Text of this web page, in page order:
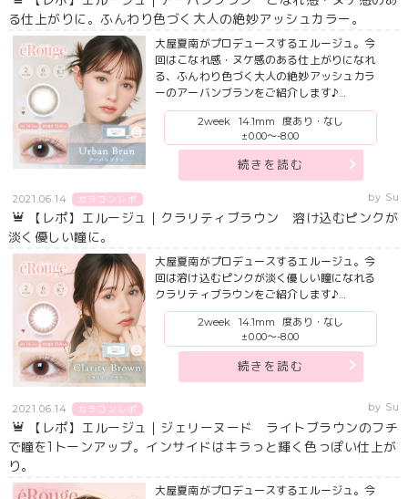
る仕上がりに。ふんわり色づく大人の絶妙アッシュカラー。
大屋夏南がプロデュースするエルージュ。今
回はこなれ感・ヌケ感のある仕上がりになれ
る、ふんわり色づく大人の絶妙アッシュカラ
ーのアーバンブランをご紹介します♪…
2week 14.1mm
度あり・なし
±0.00～-8.00
続きを読む
2021.06.14 カラコンレポ by Su
【レポ】エルージュ｜クラリティブラウン 溶け込むピンクが
淡く優しい瞳に。
大屋夏南がプロデュースするエルージュ。今
回は溶け込むピンクが淡く優しい瞳になれる
クラリティブラウンをご紹介します♪…
2week 14.1mm
度あり・なし
±0.00～-8.00
続きを読む
2021.06.14 カラコンレポ by Su
【レポ】エルージュ｜ジェリーヌード ライトブラウンのフチ
で瞳を1トーンアップ。インサイドはキラっと輝く色っぽい仕上が
り。
大屋夏南がプロデュースするエルージュ。今